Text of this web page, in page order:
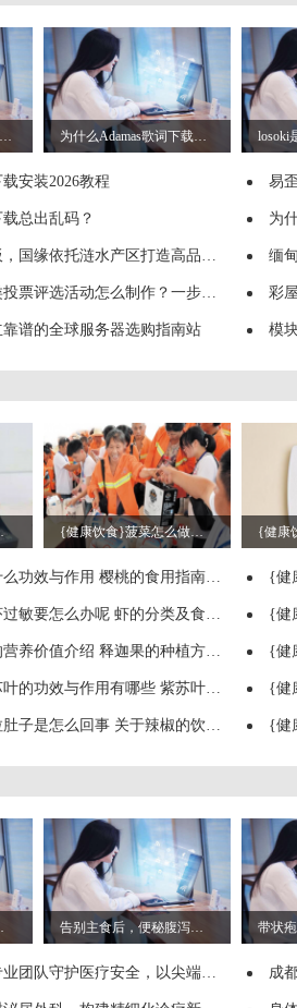
美洽 AI 客服机器人：如何提升企业客户服务效率 为什么Adamas歌词下载总弹出希腊文验证？
安装2026教程 易
载总出乱码？ 为
托涟水产区打造高品质中度白酒矩阵 缅
活动怎么制作？一步步教会你（全国通用） 彩
谱的全球服务器选购指南站 模块
压能喝普洱茶吗 {健康饮食}菠菜怎么做好吃 常吃菠菜的好处经期能否吃菠菜菠菜的食用禁忌
樱桃的食用指南车厘子和樱桃的区别是什么呢 {健康
呢 虾的分类及食疗价值虾的营养分析及禁忌 {健康
释迦果的种植方法介绍释迦果的病虫防治介绍 {健康
用有哪些 紫苏叶的吃法大全紫苏叶该怎么吃 {健康
事 关于辣椒的饮食常识吃辣椒减肥吗吃辣椒的 {健康
一文看懂 告别主食后，便秘腹泻轮流来？可能是肠道在“切换燃料”！
护医疗安全，以尖端设备赋能健康未来 成